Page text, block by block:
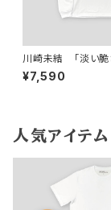
川崎未結 「淡い脆
スリーブTシャツ
¥7,590
人気アイテム